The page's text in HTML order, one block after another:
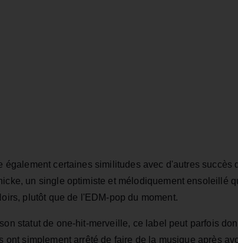
également certaines similitudes avec d'autres
un single optimiste et mélodiquement ensoleillé
plutôt que de l'EDM-pop du moment.
statut de one-hit-merveille, ce label peut parfois
ont simplement arrêté de faire de la musique après